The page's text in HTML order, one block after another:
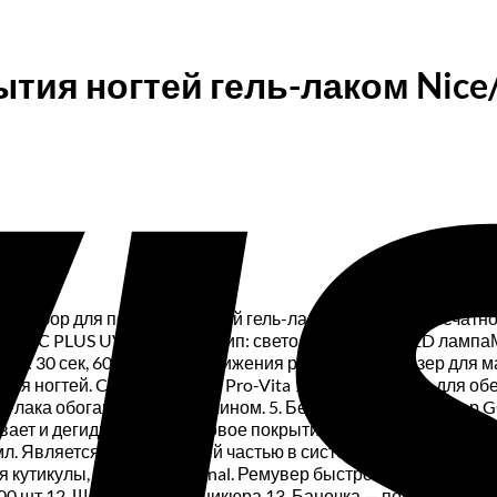
ногтей гель-лаком
набор для покрытия ногтей гель-лаком. К набору в
9C PLUS UV+LED 36 Вт Тип: светодиодная UV-LED
30 сек, 60 секДатчик движения руки: есть2. Фрезер
ногтей. Cleaner Formula Pro-Vita 100 мл Средство для
лака обогащённое ланолином. 5. Бескислотный
и дегидрирует. 6. Базовое покрытие. База Nice 8,5 мл.
Является завершающей частью в системе гель-лакового
GGA Professional. Ремувер быстро смягчает